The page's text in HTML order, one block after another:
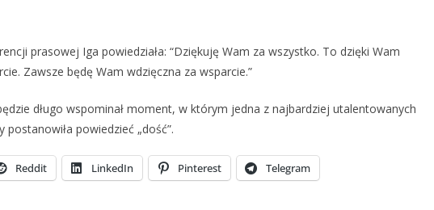
prasowej Iga powiedziała: “Dziękuję Wam za wszystko. To dzięki Wam
Zawsze będę Wam wdzięczna za wsparcie.”
długo wspominał moment, w którym jedna z najbardziej utalentowanych
postanowiła powiedzieć „dość”.
Reddit LinkedIn Pinterest Telegram